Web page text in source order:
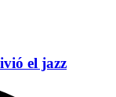
el jazz